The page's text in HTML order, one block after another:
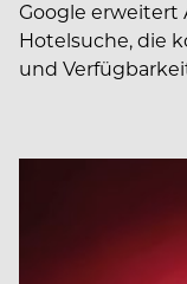
Google erweitert
Hotelsuche, die
und